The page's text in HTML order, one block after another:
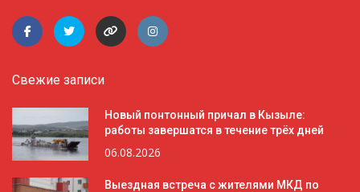
Свежие записи
Новый понтонный причал в Кызыле:
работы завершатся в течение трёх дней
06.08.2026
Выездная встреча с жителями МКД по